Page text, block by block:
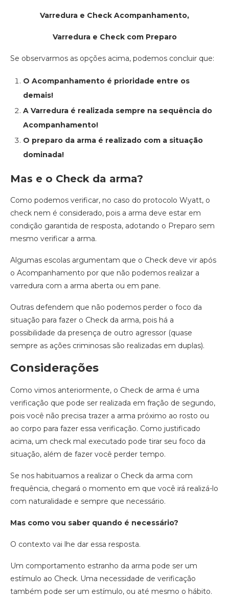
Varredura e Check Acompanhamento,
Varredura e Check com Preparo
Se observarmos as opções acima, podemos concluir que:
O Acompanhamento é prioridade entre os
demais!
A Varredura é realizada sempre na sequência do
Acompanhamento!
O preparo da arma é realizado com a situação
dominada!
Mas e o Check da arma?
Como podemos verificar, no caso do protocolo Wyatt, o
check nem é considerado, pois a arma deve estar em
condição garantida de resposta, adotando o Preparo sem
mesmo verificar a arma.
Algumas escolas argumentam que o Check deve vir após
o Acompanhamento por que não podemos realizar a
varredura com a arma aberta ou em pane.
Outras defendem que não podemos perder o foco da
situação para fazer o Check da arma, pois há a
possibilidade da presença de outro agressor (quase
sempre as ações criminosas são realizadas em duplas).
Considerações
Como vimos anteriormente, o Check de arma é uma
verificação que pode ser realizada em fração de segundo,
pois você não precisa trazer a arma próximo ao rosto ou
ao corpo para fazer essa verificação. Como justificado
acima, um check mal executado pode tirar seu foco da
situação, além de fazer você perder tempo.
Se nos habituamos a realizar o Check da arma com
frequência, chegará o momento em que você irá realizá-lo
com naturalidade e sempre que necessário.
Mas como vou saber quando é necessário?
O contexto vai lhe dar essa resposta.
Um comportamento estranho da arma pode ser um
estímulo ao Check. Uma necessidade de verificação
também pode ser um estímulo, ou até mesmo o hábito.